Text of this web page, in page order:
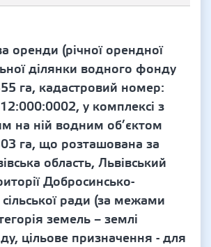
оренди (річної орендної
ділянки водного фонду
га, кадастровий номер:
у комплексі з
на ній водним об’єктом
га, що розташована за
область, Львівський
Добросинсько-
сільської ради (за межами
земель – землі
цільове призначення - для